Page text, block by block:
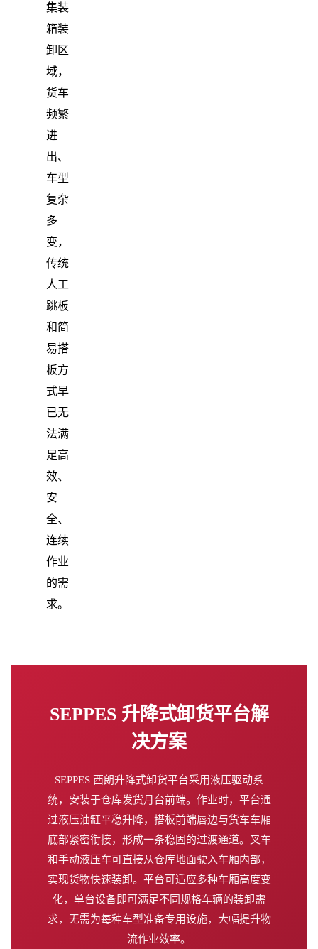
集装
箱装
卸区
域，
货车
频繁
进
出、
车型
复杂
多
变，
传统
人工
跳板
和简
易搭
板方
式早
已无
法满
足高
效、
安
全、
连续
作业
的需
求。
SEPPES 升降式卸货平台解
决方案
SEPPES 西朗升降式卸货平台采用液压驱动系
统，安装于仓库发货月台前端。作业时，平台通
过液压油缸平稳升降，搭板前端唇边与货车车厢
底部紧密衔接，形成一条稳固的过渡通道。叉车
和手动液压车可直接从仓库地面驶入车厢内部，
实现货物快速装卸。平台可适应多种车厢高度变
化，单台设备即可满足不同规格车辆的装卸需
求，无需为每种车型准备专用设施，大幅提升物
流作业效率。